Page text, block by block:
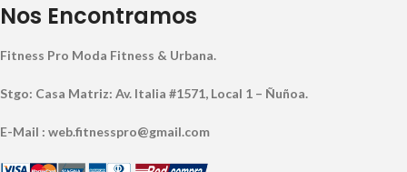
Nos Encontramos
Fitness Pro Moda Fitness & Urbana.
Stgo: Casa Matriz: Av. Italia #1571, Local 1 – Ñuñoa.
E-Mail : web.fitnesspro@gmail.com